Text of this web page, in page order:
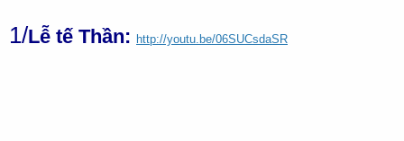
1/Lễ tế Thần: http://youtu.be/06SUCsdaSR